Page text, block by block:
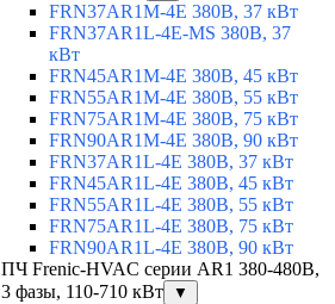
FRN37AR1M-4E 380В, 37 кВт
FRN37AR1L-4E-MS 380В, 37
кВт
FRN45AR1M-4E 380В, 45 кВт
FRN55AR1M-4E 380В, 55 кВт
FRN75AR1M-4E 380В, 75 кВт
FRN90AR1M-4E 380В, 90 кВт
FRN37AR1L-4E 380В, 37 кВт
FRN45AR1L-4E 380В, 45 кВт
FRN55AR1L-4E 380В, 55 кВт
FRN75AR1L-4E 380В, 75 кВт
FRN90AR1L-4E 380В, 90 кВт
ПЧ Frenic-HVAC серии AR1 380-480В,
3 фазы, 110-710 кВт
▼